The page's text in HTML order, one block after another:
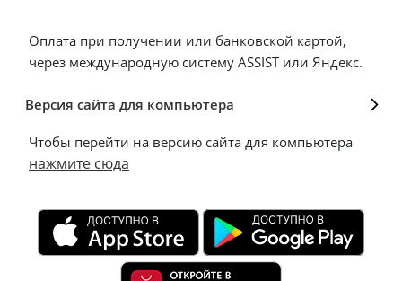
Оплата при получении или банковской картой,
через международную систему ASSIST или Яндекс.
Версия сайта для компьютера
Чтобы перейти на версию сайта для компьютера
нажмите сюда